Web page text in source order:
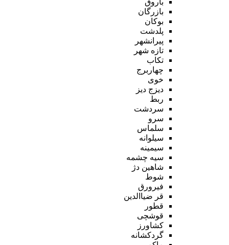
بازرگان
بوکان
پلدشت
پیرانشهر
تازه شهر
تکاب
چهاربرج
خوی
دیزج دیز
ربط
سردشت
سرو
سلماس
سیلوانه
سیمینه
سیه چشمه
شاهین دژ
شوط
فیرورق
قر ضیاالدین
قطور
قوشچی
کشاورز
گردکشانه